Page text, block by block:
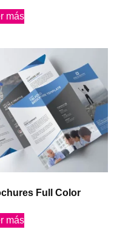
más
Full Color
más